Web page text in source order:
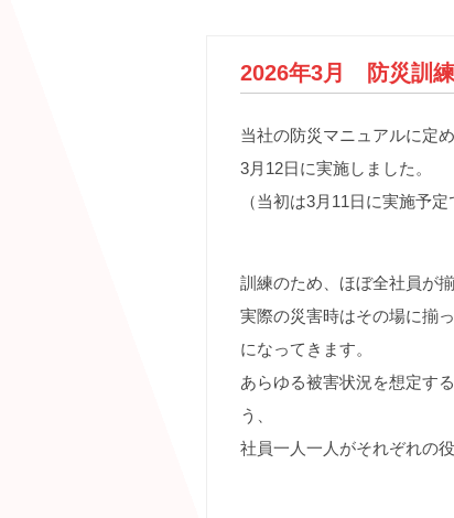
2026年3月 防災訓練
当社の防災マニュアルに定
3月12日に実施しました。
（当初は3月11日に実施予
訓練のため、ほぼ全社員が
実際の災害時はその場に揃
になってきます。
あらゆる被害状況を想定す
う、
社員一人一人がそれぞれの